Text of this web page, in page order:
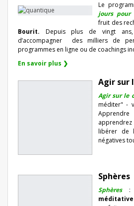
Le
jours pour
fruit des
Bourit. Depuis plus de vingt
d’accompagner
des milliers de
programmes en ligne ou de coachings
En savoir plus ❯
Agir sur
Agir sur le
méditer" -
libérer de
négatives
Sphères
Sphères:
méditative